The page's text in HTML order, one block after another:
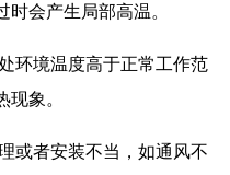
会产生局部高温。
环境温度高于正常工作范
象。
或者安装不当，如通风不